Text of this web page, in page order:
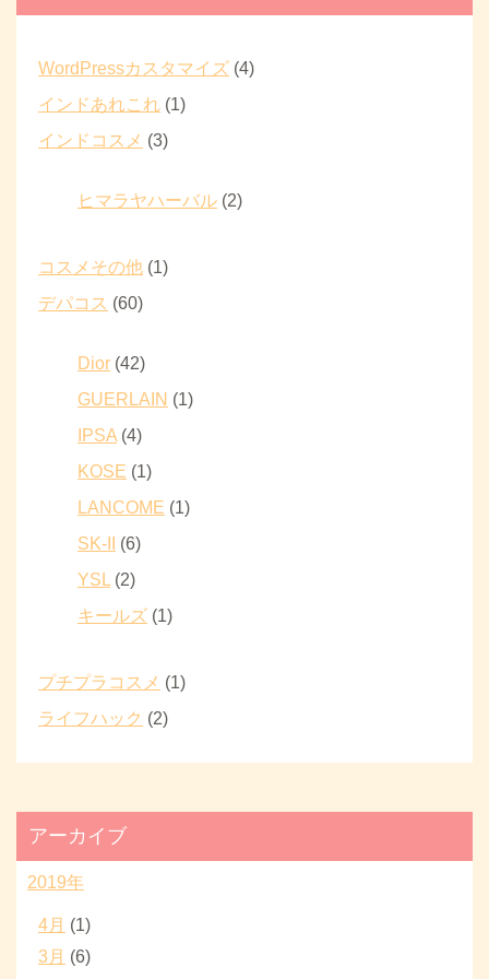
WordPressカスタマイズ (4)
インドあれこれ (1)
インドコスメ (3)
ヒマラヤハーバル (2)
コスメその他 (1)
デパコス (60)
Dior (42)
GUERLAIN (1)
IPSA (4)
KOSE (1)
LANCOME (1)
SK-II
(6)
YSL (2)
キールズ (1)
プチプラコスメ (1)
ライフハック (2)
アーカイブ
2019年
4月 (1)
3月 (6)